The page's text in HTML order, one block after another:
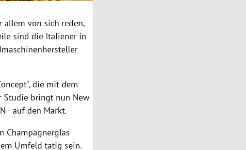
allem von sich reden,
sind die Italiener in
die mit dem
Studie bringt nun New
- auf den Markt.
Champagnerglas
Umfeld tätig sein.